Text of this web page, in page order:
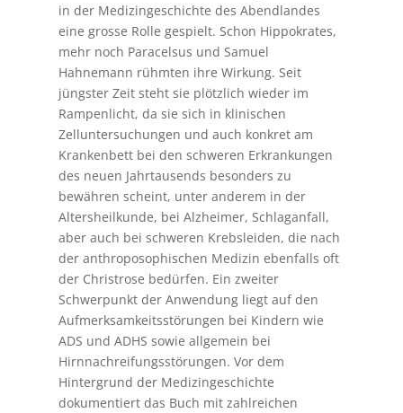
in der Medizingeschichte des Abendlandes
eine grosse Rolle gespielt. Schon Hippokrates,
mehr noch Paracelsus und Samuel
Hahnemann rühmten ihre Wirkung. Seit
jüngster Zeit steht sie plötzlich wieder im
Rampenlicht, da sie sich in klinischen
Zelluntersuchungen und auch konkret am
Krankenbett bei den schweren Erkrankungen
des neuen Jahrtausends besonders zu
bewähren scheint, unter anderem in der
Altersheilkunde, bei Alzheimer, Schlaganfall,
aber auch bei schweren Krebsleiden, die nach
der anthroposophischen Medizin ebenfalls oft
der Christrose bedürfen. Ein zweiter
Schwerpunkt der Anwendung liegt auf den
Aufmerksamkeitsstörungen bei Kindern wie
ADS und ADHS sowie allgemein bei
Hirnnachreifungsstörungen. Vor dem
Hintergrund der Medizingeschichte
dokumentiert das Buch mit zahlreichen